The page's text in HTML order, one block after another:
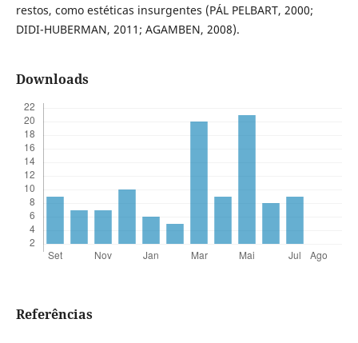
restos, como estéticas insurgentes (PÁL PELBART, 2000;
DIDI-HUBERMAN, 2011; AGAMBEN, 2008).
Downloads
Referências